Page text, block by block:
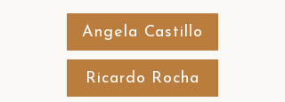
Angela Castillo
Ricardo Rocha